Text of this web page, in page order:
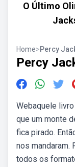
O Último
Home>Percy
Percy
Webaquele
que um monte
fica pirado.
nos mandaram.
todos os